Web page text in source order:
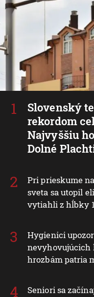
Slovenský
rekordom
Najvyššiu
Dolné
Pri prieskume
sveta sa utopil
vytiahli z hĺbky
Hygienici
nevyhovujúcich
hrozbám patria
Seniori sa